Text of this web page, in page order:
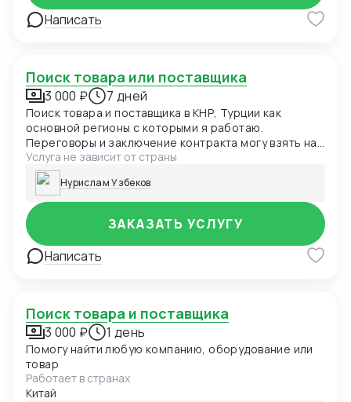
Написать
Поиск товара или поставщика
3 000 ₽ 7 дней
Поиск товара и поставщика в КНР, Турции как
основной регионы с которыми я работаю.
Переговоры и заключение контракта могу взять на
себя
Услуга не зависит от страны
Нурислам Узбеков
Написать
ЗАКАЗАТЬ УСЛУГУ
Поиск товара и поставщика
3 000 ₽ 1 день
Помогу найти любую компанию, оборудование или
товар
Работает в странах
Китай